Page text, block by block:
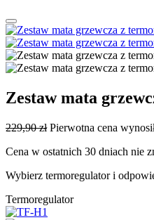
Zestaw mata
229,90zł Pierwotna cena
Cena w ostatnich 30 dniach nie
Wybierz termoregulator i
Termoregulator